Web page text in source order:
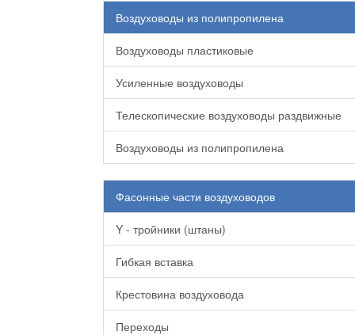
Воздуховоды из полипропилена
Воздуховоды пластиковые
Усиленные воздуховоды
Телескопические воздуховоды раздвижные
Воздуховоды из полипропилена
Фасонные части воздуховодов
Y - тройники (штаны)
Гибкая вставка
Крестовина воздуховода
Переходы